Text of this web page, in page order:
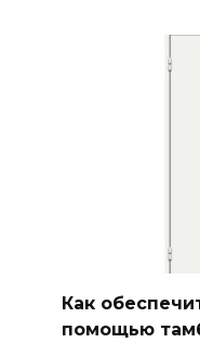
Как
помощью